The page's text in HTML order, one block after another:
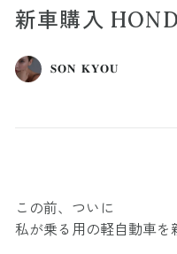
新車購入
𝐒𝐎𝐍 𝐊𝐘𝐎𝐔
この前、ついに
私が乗る用の軽自動車を